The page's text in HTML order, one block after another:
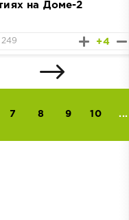
на Доме-2
+4
249
7 8 9 10 ...